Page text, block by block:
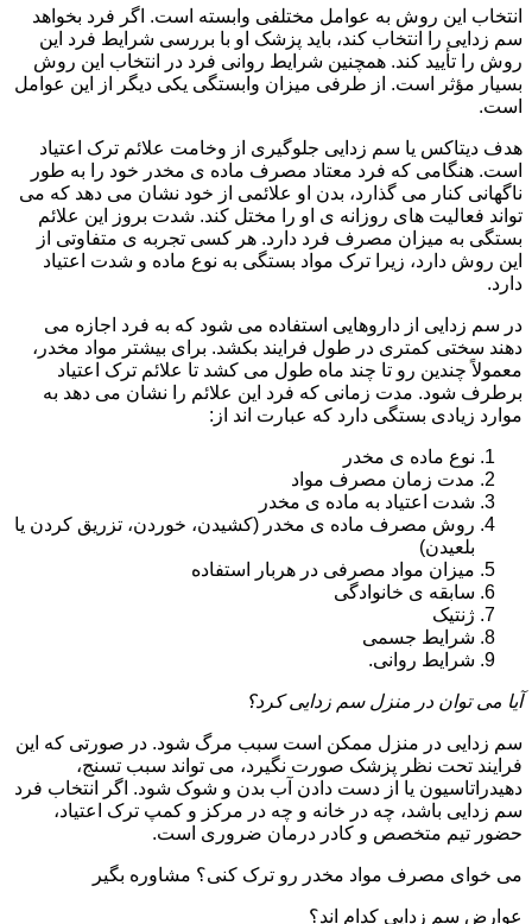
انتخاب این روش به عوامل مختلفی وابسته است. اگر فرد بخواهد
سم زدایی را انتخاب کند، باید پزشک او با بررسی شرایط فرد این
روش را تأیید کند. همچنین شرایط روانی فرد در انتخاب این روش
بسیار مؤثر است. از طرفی میزان وابستگی یکی دیگر از این عوامل
است.
هدف دیتاکس یا سم زدایی جلوگیری از وخامت علائم ترک اعتیاد
است. هنگامی که فرد معتاد مصرف ماده ی مخدر خود را به طور
ناگهانی کنار می گذارد، بدن او علائمی از خود نشان می دهد که می
تواند فعالیت های روزانه ی او را مختل کند. شدت بروز این علائم
بستگی به میزان مصرف فرد دارد. هر کسی تجربه ی متفاوتی از
این روش دارد، زیرا ترک مواد بستگی به نوع ماده و شدت اعتیاد
دارد.
در سم زدایی از داروهایی استفاده می شود که به فرد اجازه می
دهند سختی کمتری در طول فرایند بکشد. برای بیشتر مواد مخدر،
معمولاً چندین رو تا چند ماه طول می کشد تا علائم ترک اعتیاد
برطرف شود. مدت زمانی که فرد این علائم را نشان می دهد به
موارد زیادی بستگی دارد که عبارت اند از:
نوع ماده ی مخدر
مدت زمان مصرف مواد
شدت اعتیاد به ماده ی مخدر
روش مصرف ماده ی مخدر (کشیدن، خوردن، تزریق کردن یا
بلعیدن)
میزان مواد مصرفی در هربار استفاده
سابقه ی خانوادگی
ژنتیک
شرایط جسمی
شرایط روانی.
آیا می توان در منزل سم زدایی کرد؟
سم زدایی در منزل ممکن است سبب مرگ شود. در صورتی که این
فرایند تحت نظر پزشک صورت نگیرد، می تواند سبب تسنج،
دهیدراتاسیون یا از دست دادن آب بدن و شوک شود. اگر انتخاب فرد
سم زدایی باشد، چه در خانه و چه در مرکز و کمپ ترک اعتیاد،
حضور تیم متخصص و کادر درمان ضروری است.
می خوای مصرف مواد مخدر رو ترک کنی؟ مشاوره بگیر
عوارض سم زدایی کدام اند؟